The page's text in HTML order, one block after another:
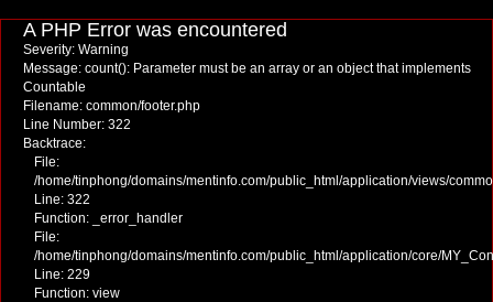
A PHP Error was encountered
Severity: Warning
Message: count(): Parameter must be an array or an object that implements
Countable
Filename: common/footer.php
Line Number: 322
Backtrace:
File:
/home/tinphong/domains/mentinfo.com/public_html/application/views/
Line: 322
Function: _error_handler
File:
/home/tinphong/domains/mentinfo.com/public_html/application/core/
Line: 229
Function: view